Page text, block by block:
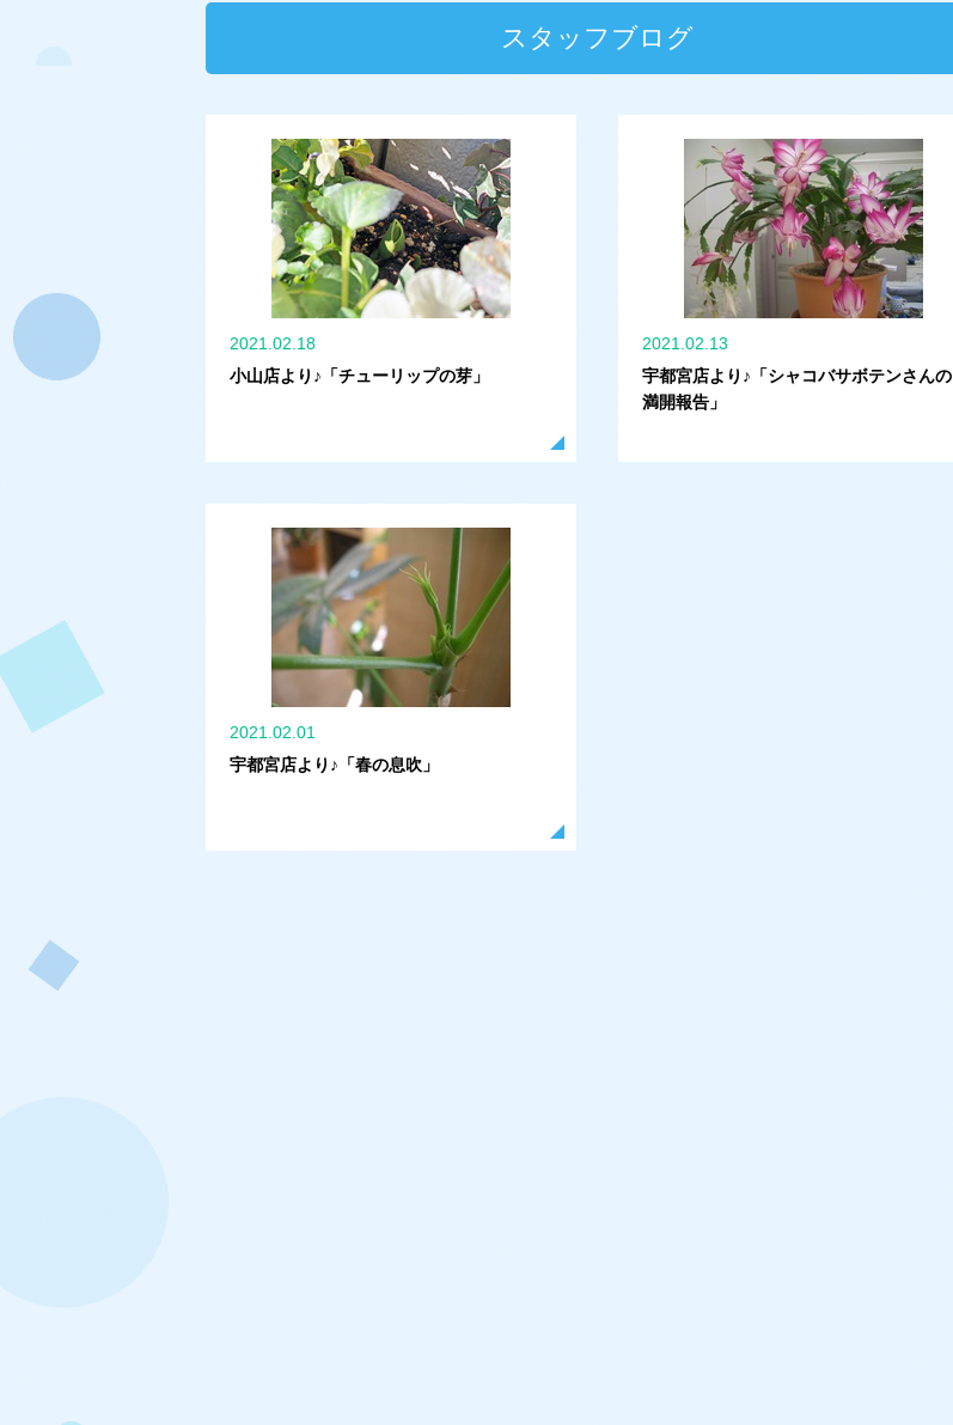
スタッフブログ
2021.02.18
小山店より♪「チューリップの芽」
2021.02.13
宇都宮店より♪「シャコバサボテンさんの
満開報告」
2021.02.01
宇都宮店より♪「春の息吹」